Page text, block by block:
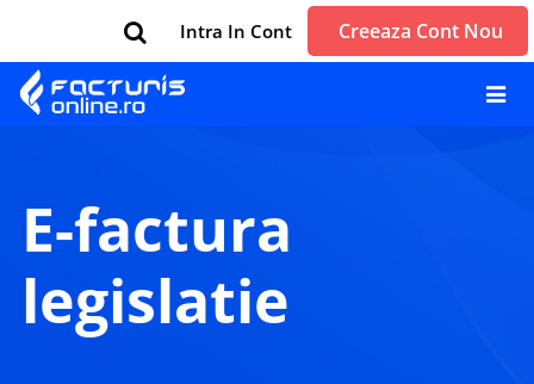
Intra In Cont Creeaza Cont Nou
e-factura
legislatie